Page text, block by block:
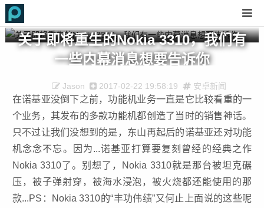
关于即将重生的Nokia 3310，我们有
一些内幕消息想要告诉你
Jason 2017-02-22 19:58:19 安卓新闻
在诺基亚没倒下之前，功能机业务一直是它比较看重的一
个业务，其发布的多款功能机都创造了当时的销售神话。
只不过让我们没想到的是，东山再起后的诺基亚还对功能
机念念不忘。因为...诺基亚打算要复刻曾经的经典之作
Nokia 3310了。别想了，Nokia 3310就是那台被坦克碾
压，被子弹射穿，被海水浸泡，被火烧都还能使用的那
款...PS：Nokia 3310的“丰功伟绩”又何止上面说的这些呢